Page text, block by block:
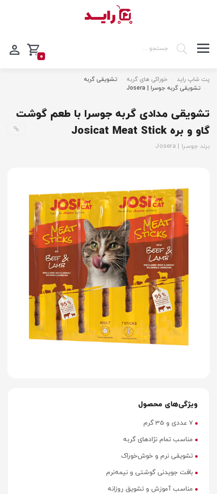
0
پت شاپ راید خوراکی های گربه
تشویقی گربه
تشویقی گربه جوسرا | Josera
تشویقی مدادی گربه جوسرا با طعم گوشت
گاو و بره Josicat Meat Stick
برند جوسرا | Josera
ویژگی‌های محصول
7 عددی و 35 گرم
مناسب تمام نژادهای گربه
تشویقی نرم و خوش‌خوراک
بافت جویدنی گوشتی و نیمه‌نرم
مناسب آموزش و تشویق روزانه